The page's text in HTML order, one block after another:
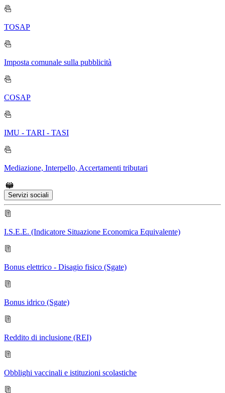
TOSAP
Imposta comunale sulla pubblicità
COSAP
IMU - TARI - TASI
Mediazione, Interpello, Accertamenti tributari
Servizi sociali
I.S.E.E. (Indicatore Situazione Economica Equivalente)
Bonus elettrico - Disagio fisico (Sgate)
Bonus idrico (Sgate)
Reddito di inclusione (REI)
Obblighi vaccinali e istituzioni scolastiche